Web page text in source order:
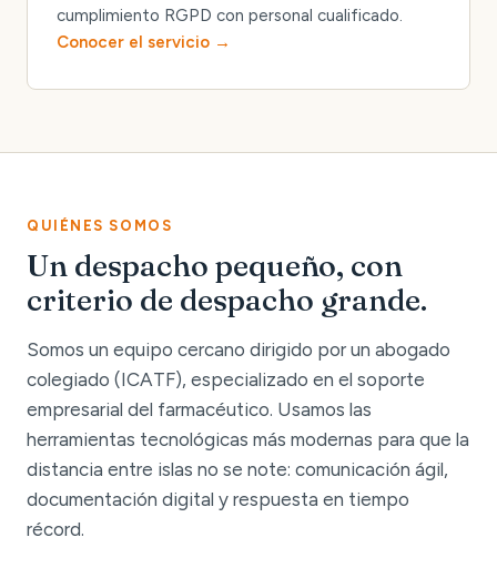
cumplimiento RGPD con personal cualificado.
Conocer el servicio
QUIÉNES SOMOS
Un despacho pequeño, con
criterio de despacho grande.
Somos un equipo cercano dirigido por un abogado
colegiado (ICATF), especializado en el soporte
empresarial del farmacéutico. Usamos las
herramientas tecnológicas más modernas para que la
distancia entre islas no se note: comunicación ágil,
documentación digital y respuesta en tiempo
récord.